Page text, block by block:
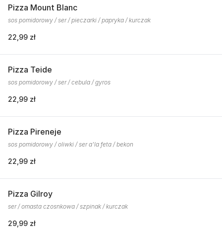
Pizza Mount Blanc
sos pomidorowy / ser / pieczarki / papryka / kurczak
22,99 zł
Pizza Teide
sos pomidorowy / ser / cebula / gyros
22,99 zł
Pizza Pireneje
sos pomidorowy / oliwki / ser a'la feta / bekon
22,99 zł
Pizza Gilroy
ser / omasta czosnkowa / szpinak / kurczak
29,99 zł